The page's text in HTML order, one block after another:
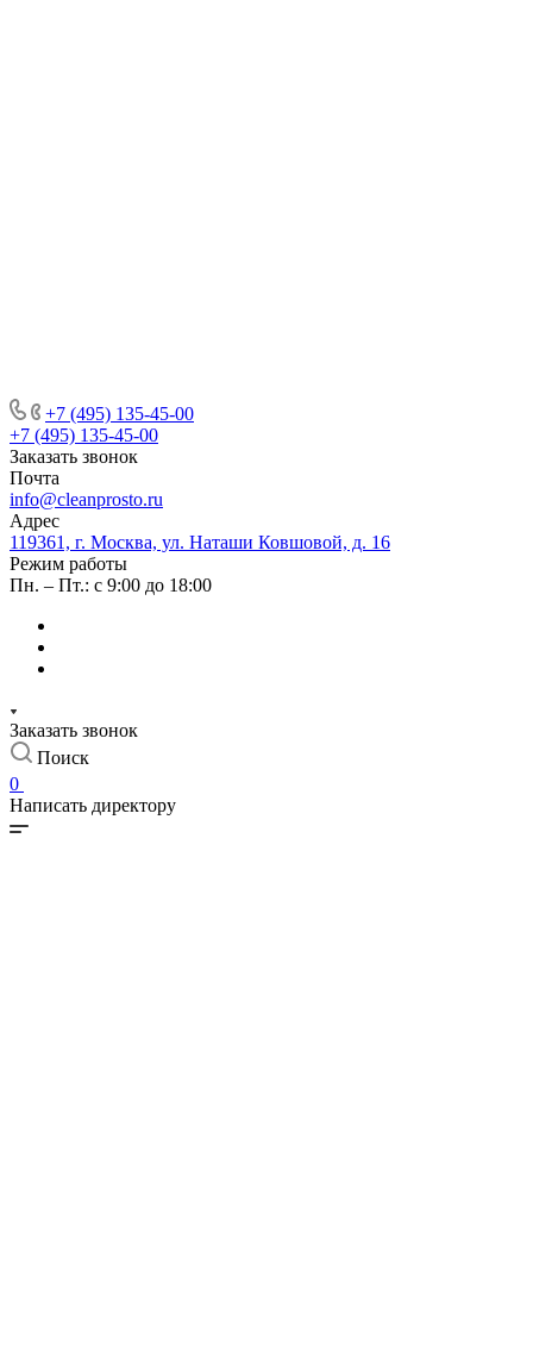
+7 (495) 135-45-00
+7 (495) 135-45-00
Заказать звонок
Почта
info@cleanprosto.ru
Адрес
119361, г. Москва, ул. Наташи Ковшовой, д. 16
Режим работы
Пн. – Пт.: с 9:00 до 18:00
Заказать звонок
Поиск
0
Написать директору